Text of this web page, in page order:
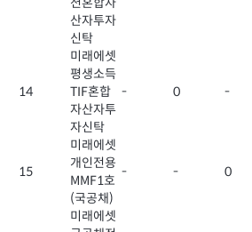
션혼합자
산자투자
신탁
14
미래에셋
평생소득
TIF혼합
자산자투
자신탁
- 0 -
15
미래에셋
개인전용
MMF1호
(국공채)
- - 0
미래에셋